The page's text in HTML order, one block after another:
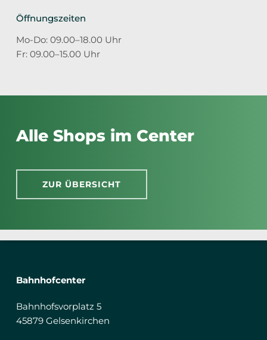
Öffnungszeiten
Mo-Do: 09.00–18.00 Uhr
Fr: 09.00–15.00 Uhr
Alle Shops im Center
ZUR ÜBERSICHT
Bahnhofcenter
Bahnhofsvorplatz 5
45879 Gelsenkirchen